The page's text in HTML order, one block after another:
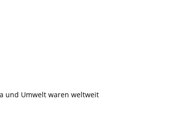
und Umwelt waren weltweit